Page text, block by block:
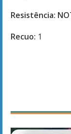
Resistência:
Recuo: 1